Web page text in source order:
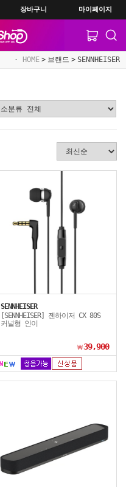
장바구니 마이페이지
HOME 브랜드 SENNHEISER
SENNHEISER
[SENNHEISER] 젠하이저 CX 80S
커널형 인이
￦39,900